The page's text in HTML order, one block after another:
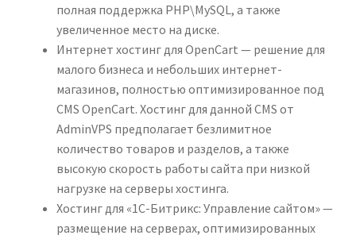
полная поддержка PHP\MySQL, а также
увеличенное место на диске.
Интернет хостинг для OpenCart — решение для
малого бизнеса и небольших интернет-
магазинов, полностью оптимизированное под
CMS OpenCart. Хостинг для данной CMS от
AdminVPS предполагает безлимитное
количество товаров и разделов, а также
высокую скорость работы сайта при низкой
нагрузке на серверы хостинга.
Хостинг для «1С-Битрикс: Управление сайтом» —
размещение на серверах, оптимизированных